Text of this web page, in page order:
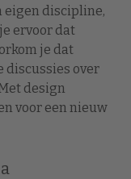
eigen discipline,
ervoor dat
je dat
discussies over
design
voor een nieuw